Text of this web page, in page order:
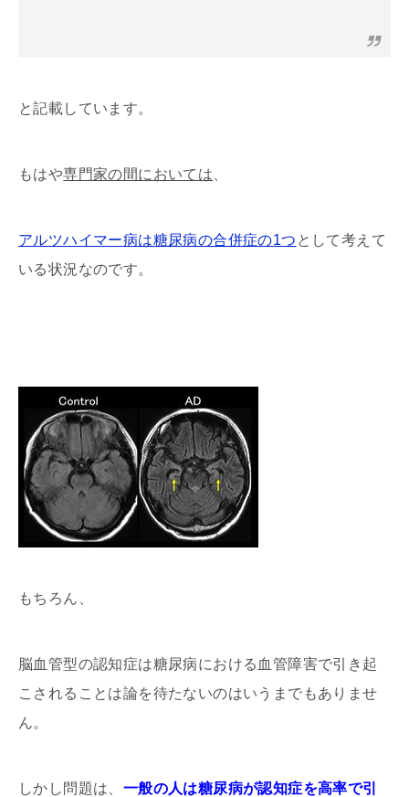
と記載しています。
もはや専門家の間においては
アルツハイマー病は糖尿病の合併症の1つ として考えて
いる状況なのです。
もちろん、
脳血管型の認知症は糖尿病における血管障害で引き起
こされることは論を待たないのはいうまでもありませ
ん。
しかし問題は、 一般の人は糖尿病が認知症を高率で引